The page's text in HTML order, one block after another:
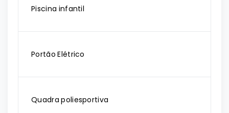
Piscina infantil
Portão Elétrico
Quadra poliesportiva